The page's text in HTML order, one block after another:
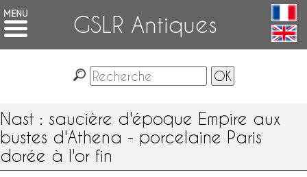
GSLR Antiques
Nast : saucière d'époque Empire aux
bustes d'Athena - porcelaine Paris
dorée à l'or fin